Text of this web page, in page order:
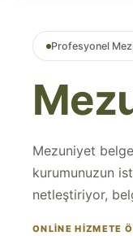
Profesyonel
Mezuniyet
kurumunuzun
netleştiriyor,
ONLINE HIZMETE